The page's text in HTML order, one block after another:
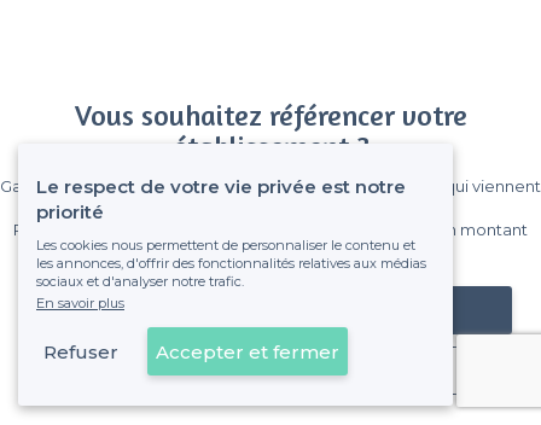
Vous souhaitez référencer votre
établissement ?
Gagnez de nombreux clients parmi le million de visiteurs qui viennent
Pas de commissions et sans engagement, vous payez un montant
fixe sans risque de voir déraper la facture.
Référencer mon établissement
Déjà client
Le respect de votre vie privée est notre
priorité
Les cookies nous permettent de personnaliser le contenu et
les annonces, d'offrir des fonctionnalités relatives aux médias
sociaux et d'analyser notre trafic.
En savoir plus
Refuser Accepter et fermer